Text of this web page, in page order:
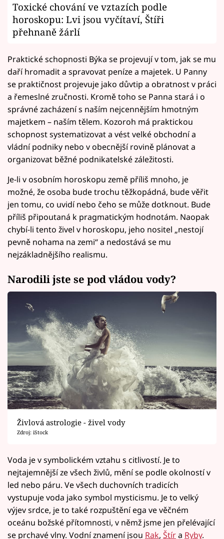
Toxické chování ve vztazích podle
horoskopu: Lvi jsou vyčítaví, Štíři
přehnaně žárlí
Praktické schopnosti Býka se projevují v tom, jak se mu
daří hromadit a spravovat peníze a majetek. U Panny
se praktičnost projevuje jako důvtip a obratnost v práci
a řemeslné zručnosti. Kromě toho se Panna stará i o
správné zacházení s naším nejcennějším hmotným
majetkem – naším tělem. Kozoroh má praktickou
schopnost systematizovat a vést velké obchodní a
vládní podniky nebo v obecnější rovině plánovat a
organizovat běžné podnikatelské záležitosti.
Je-li v osobním horoskopu země příliš mnoho, je
možné, že osoba bude trochu těžkopádná, bude věřit
jen tomu, co uvidí nebo čeho se může dotknout. Bude
příliš připoutaná k pragmatickým hodnotám. Naopak
chybí-li tento živel v horoskopu, jeho nositel „nestojí
pevně nohama na zemi“ a nedostává se mu
nejzákladnějšího realismu.
Narodili jste se pod vládou vody?
Živlová astrologie - živel vody
Zdroj: iStock
Voda je v symbolickém vztahu s citlivostí. Je to
nejtajemnější ze všech živlů, mění se podle okolností v
led nebo páru. Ve všech duchovních tradicích
vystupuje voda jako symbol mysticismu. Je to velký
výjev srdce, je to také rozpuštění ega ve věčném
oceánu božské přítomnosti, v němž jsme jen přelévající
se prchavé vlny. Vodní znamení jsou Rak, Štíra Ryby.